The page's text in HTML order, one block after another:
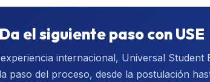
Da el siguiente paso con USE
internacional, Universal Student
paso del proceso, desde la postulación